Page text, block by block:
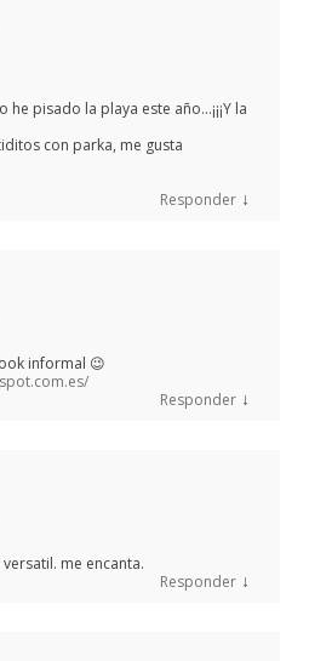
he pisado la playa este año…¡¡¡Y la
con parka, me gusta
Responder ↓
informal 😉
Responder ↓
me encanta.
Responder ↓